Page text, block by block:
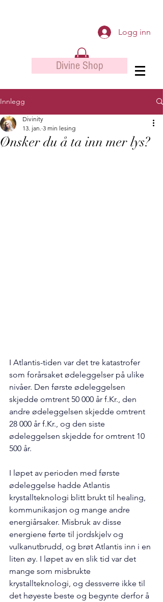
Logg inn
Divine Shop
Innlegg
Ønsker du å ta inn mer lys?
Divinity
13. jan. 3 min lesing
I Atlantis-tiden var det tre katastrofer
som forårsaket ødeleggelser på ulike
nivåer. Den første ødeleggelsen
skjedde omtrent 50 000 år f.Kr., den
andre ødeleggelsen skjedde omtrent
28 000 år f.Kr., og den siste
ødeleggelsen skjedde for omtrent 10
500 år.
I løpet av perioden med første
ødeleggelse hadde Atlantis
krystallteknologi blitt brukt til healing,
kommunikasjon og mange andre
energiårsaker. Misbruk av disse
energiene førte til jordskjelv og
vulkanutbrudd, og brøt Atlantis inn i en
liten øy. I løpet av en slik tid var det
mange som misbrukte
krystallteknologi, og dessverre ikke til
det høyeste beste og begynte derfor å